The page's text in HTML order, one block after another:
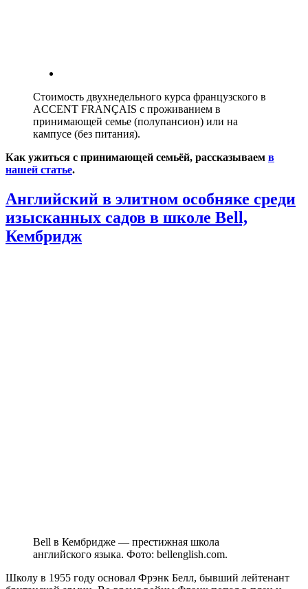
Стоимость двухнедельного курса французского в
ACCENT FRANÇAIS с проживанием в
принимающей семье (полупансион) или на
кампусе (без питания).
Как ужиться с принимающей семьёй, рассказываем в
нашей статье.
Английский в элитном особняке среди
изысканных садов в школе Bell,
Кембридж
Bell в Кембридже — престижная школа
английского языка. Фото: bellenglish.com.
Школу в 1955 году основал Фрэнк Белл, бывший лейтенант